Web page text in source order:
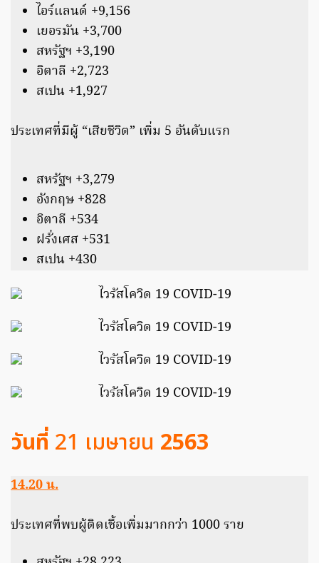
ไอร์แลนด์ +9,156
เยอรมัน +3,700
สหรัฐฯ +3,190
อิตาลี +2,723
สเปน +1,927
ประเทศที่มีผู้ “เสียชีวิต” เพิ่ม 5 อันดับแรก
สหรัฐฯ +3,279
อังกฤษ +828
อิตาลี +534
ฝรั่งเศส +531
สเปน +430
วันที่ 21 เมษายน 2563
14.20 น.
ประเทศที่พบผู้ติดเชื้อเพิ่มมากกว่า 1000 ราย